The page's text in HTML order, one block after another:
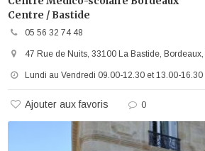
Centre / Bastide
05 56 32 74 48
47 Rue de Nuits, 33100 La Bastide,
Lundi au Vendredi 09.00-12.30 et 13.00-16.30
Ajouter aux favoris 0